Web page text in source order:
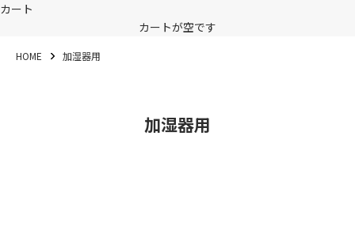
カート
カートが空です
HOME 加湿器用
加湿器用